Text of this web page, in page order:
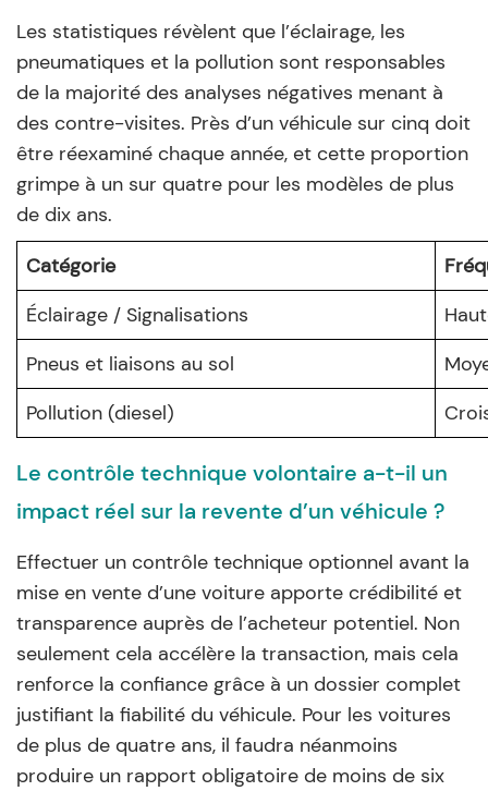
Les statistiques révèlent que l’éclairage, les
pneumatiques et la pollution sont responsables
de la majorité des analyses négatives menant à
des contre-visites. Près d’un véhicule sur cinq doit
être réexaminé chaque année, et cette proportion
grimpe à un sur quatre pour les modèles de plus
de dix ans.
Catégorie
Éclairage / Signalisations
Pneus et liaisons au sol
Pollution (diesel)
Le contrôle technique volontaire a-t-il un
impact réel sur la revente d’un véhicule ?
Effectuer un contrôle technique optionnel avant la
mise en vente d’une voiture apporte crédibilité et
transparence auprès de l’acheteur potentiel. Non
seulement cela accélère la transaction, mais cela
renforce la confiance grâce à un dossier complet
justifiant la fiabilité du véhicule. Pour les voitures
de plus de quatre ans, il faudra néanmoins
produire un rapport obligatoire de moins de six